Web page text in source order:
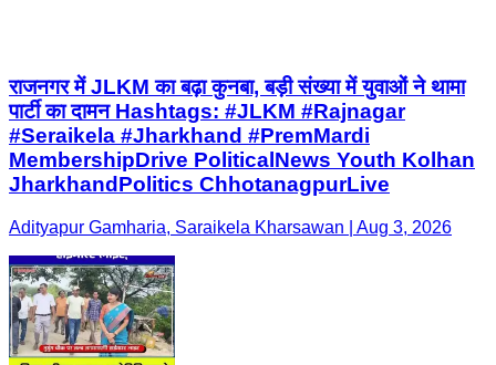
राजनगर में JLKM का बढ़ा कुनबा, बड़ी संख्या में युवाओं ने थामा
पार्टी का दामन Hashtags: #JLKM #Rajnagar
#Seraikela #Jharkhand #PremMardi
MembershipDrive PoliticalNews Youth Kolhan
JharkhandPolitics ChhotanagpurLive
Adityapur Gamharia, Saraikela Kharsawan | Aug 3, 2026